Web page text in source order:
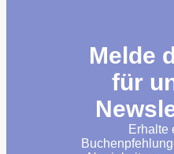
Melde
für
Erhalte